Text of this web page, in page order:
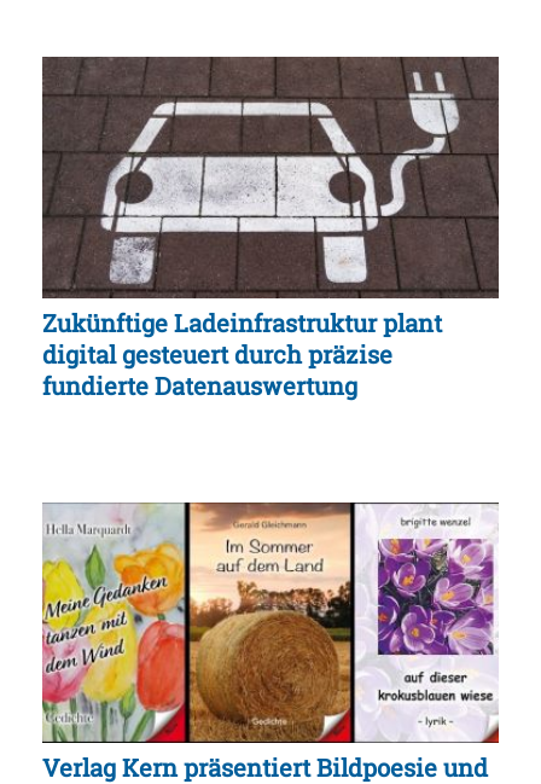
Zukünftige Ladeinfrastruktur plant
digital gesteuert durch präzise
fundierte Datenauswertung
Verlag Kern präsentiert Bildpoesie und